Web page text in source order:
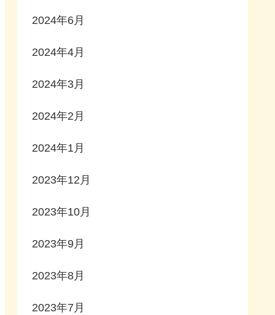
2024年6月
2024年4月
2024年3月
2024年2月
2024年1月
2023年12月
2023年10月
2023年9月
2023年8月
2023年7月